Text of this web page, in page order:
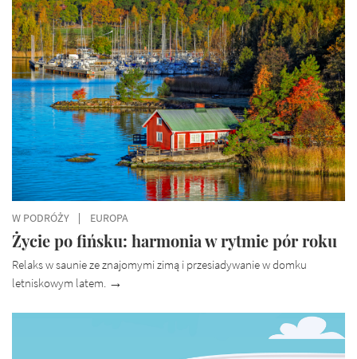
W PODRÓŻY EUROPA
Życie po fińsku: harmonia w rytmie pór roku
Relaks w saunie ze znajomymi zimą i przesiadywanie w domku
letniskowym latem.